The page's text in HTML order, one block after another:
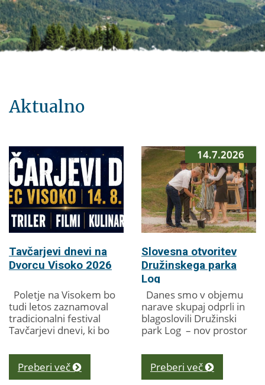
Aktualno
Tavčarjevi dnevi na
Dvorcu Visoko 2026
Poletje na Visokem bo
tudi letos zaznamoval
tradicionalni festival
Tavčarjevi dnevi, ki bo
avgustom 2026 ponudil
raznolik program za
vse generacije. V...
Preberi več
14.7.2026
Slovesna otvoritev
Družinskega parka
Log
Danes smo v objemu
narave skupaj odprli in
blagoslovili Družinski
park Log – nov prostor
gibanje, ustvarjanje in
sprostitev, namenjen...
Preberi več